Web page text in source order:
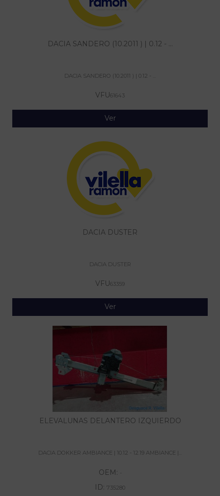
DACIA SANDERO (10.2011 ) | 0.12 - ...
DACIA SANDERO (10.2011 ) | 0.12 - ...
VFU61643
Ver
DACIA DUSTER
DACIA DUSTER
VFU63359
Ver
ELEVALUNAS DELANTERO IZQUIERDO
DACIA DOKKER AMBIANCE | 10.12 - 12.19 AMBIANCE |...
OEM: -
ID: 735280